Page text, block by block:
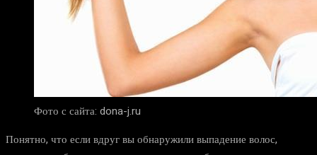
Фото с сайта: dona-j.ru
Понятно, что если вдруг вы обнаружили выпадение волос,